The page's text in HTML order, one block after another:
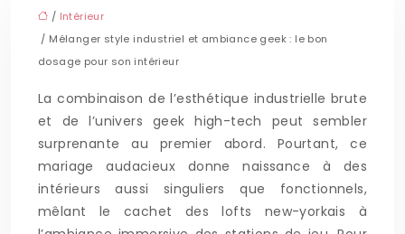
/ Intérieur
/ Mélanger style industriel et ambiance geek : le bon
dosage pour son intérieur
La combinaison de l’esthétique industrielle brute
et de l’univers geek high-tech peut sembler
surprenante au premier abord. Pourtant, ce
mariage audacieux donne naissance à des
intérieurs aussi singuliers que fonctionnels,
mêlant le cachet des lofts new-yorkais à